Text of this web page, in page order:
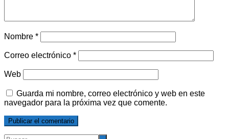
Nombre *
Correo electrónico *
Web
Guarda mi nombre, correo electrónico y web en este
navegador para la próxima vez que comente.